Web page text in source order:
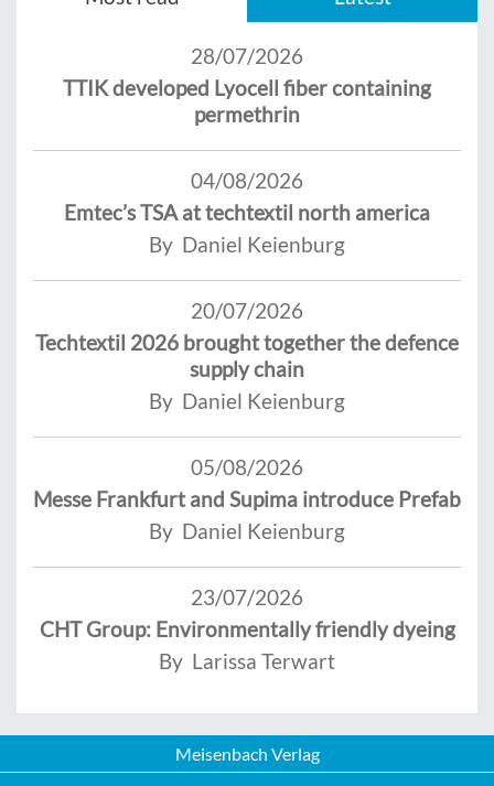
28/07/2026
TTIK developed Lyocell fiber containing
permethrin
04/08/2026
Emtec’s TSA at techtextil north america
By Daniel Keienburg
20/07/2026
Techtextil 2026 brought together the defence
supply chain
By Daniel Keienburg
05/08/2026
Messe Frankfurt and Supima introduce Prefab
By Daniel Keienburg
23/07/2026
CHT Group: Environmentally friendly dyeing
By Larissa Terwart
Meisenbach Verlag